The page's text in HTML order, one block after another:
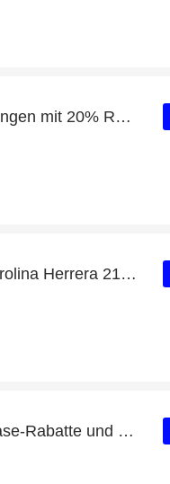
Neueste Angebote: tolle Einsparungen mit 20% Rabatt
8% Rabatt auf Eau de Toilette Carolina Herrera 212 NYC Men 100 ml
HUAWEI Mate 40 Pro Silicone Case-Rabatte und andere 80-Angebote